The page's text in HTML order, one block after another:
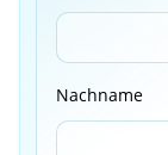
Nachname